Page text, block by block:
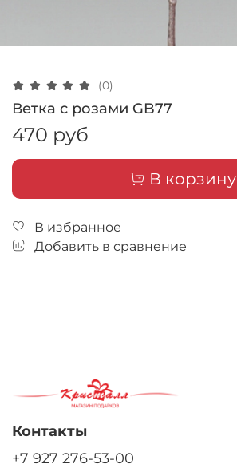
(0)
Ветка с розами GB77
470 руб
В корзину
В избранное
Добавить в сравнение
Контакты
+7 927 276-53-00